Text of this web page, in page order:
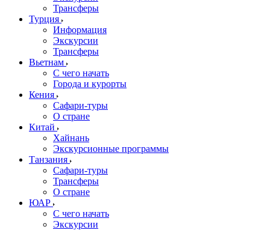
Трансферы
Турция
Информация
Экскурсии
Трансферы
Вьетнам
С чего начать
Города и курорты
Кения
Сафари-туры
О стране
Китай
Хайнань
Экскурсионные программы
Танзания
Сафари-туры
Трансферы
О стране
ЮАР
С чего начать
Экскурсии